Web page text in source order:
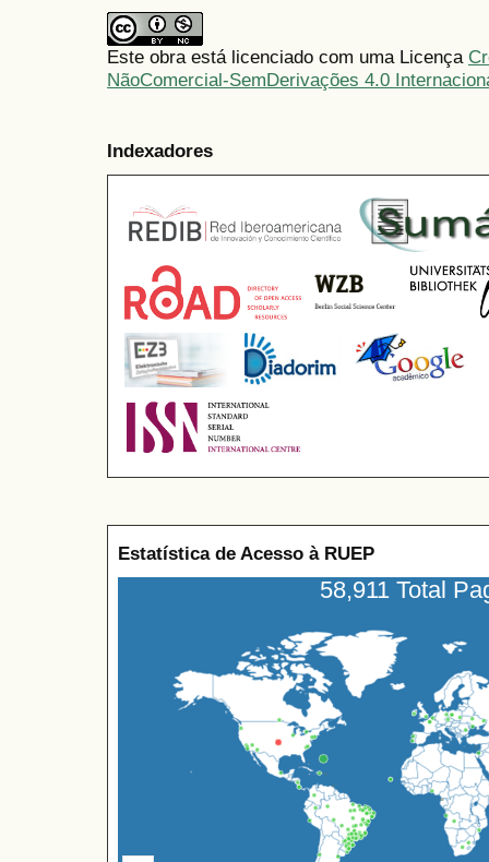
Este obra está licenciado com uma Licença
NãoComercial-SemDerivações 4.0
Indexadores
Estatística de Acesso à RUEP
58,911 Total